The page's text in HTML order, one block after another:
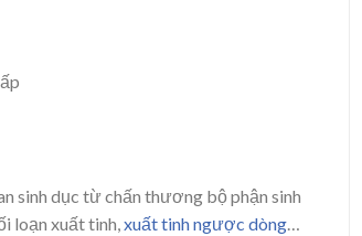
sinh dục từ chấn thương bộ phận sinh
loạn xuất tinh,xuất tinh ngược dòng…